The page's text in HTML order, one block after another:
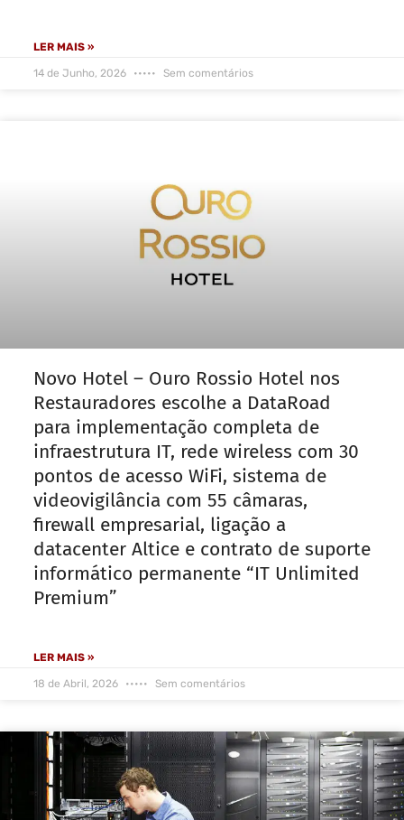
LER MAIS »
14 de Junho, 2026 Sem comentários
Novo Hotel – Ouro Rossio Hotel nos
Restauradores escolhe a DataRoad
para implementação completa de
infraestrutura IT, rede wireless com 30
pontos de acesso WiFi, sistema de
videovigilância com 55 câmaras,
firewall empresarial, ligação a
datacenter Altice e contrato de suporte
informático permanente “IT Unlimited
Premium”
LER MAIS »
18 de Abril, 2026 Sem comentários